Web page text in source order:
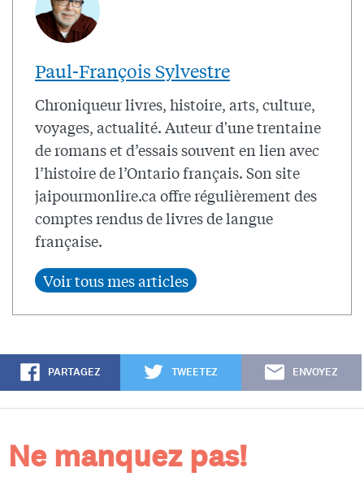
Paul-François Sylvestre
Chroniqueur livres, histoire, arts, culture,
voyages, actualité. Auteur d'une trentaine
de romans et d’essais souvent en lien avec
l’histoire de l’Ontario français. Son site
jaipourmonlire.ca offre régulièrement des
comptes rendus de livres de langue
française.
PARTAGEZ TWEETEZ ENVOYEZ
Ne manquez pas!